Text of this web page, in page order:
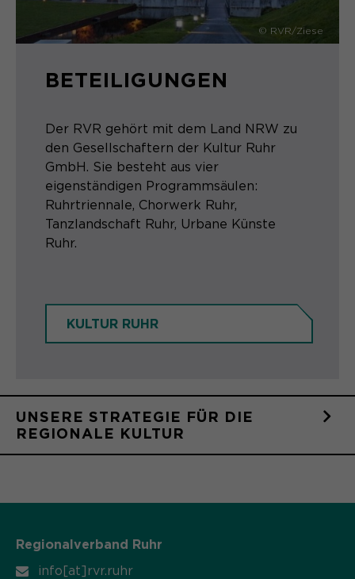
BETEILIGUNGEN
Der RVR gehört mit dem Land NRW zu
den Gesellschaftern der Kultur Ruhr
GmbH. Sie besteht aus vier
eigenständigen Programmsäulen:
Ruhrtriennale, Chorwerk Ruhr,
Tanzlandschaft Ruhr, Urbane Künste
Ruhr.
KULTUR RUHR
© RVR/Ziese
UNSERE STRATEGIE FÜR DIE
REGIONALE KULTUR
Regionalverband Ruhr
info[at]rvr.ruhr